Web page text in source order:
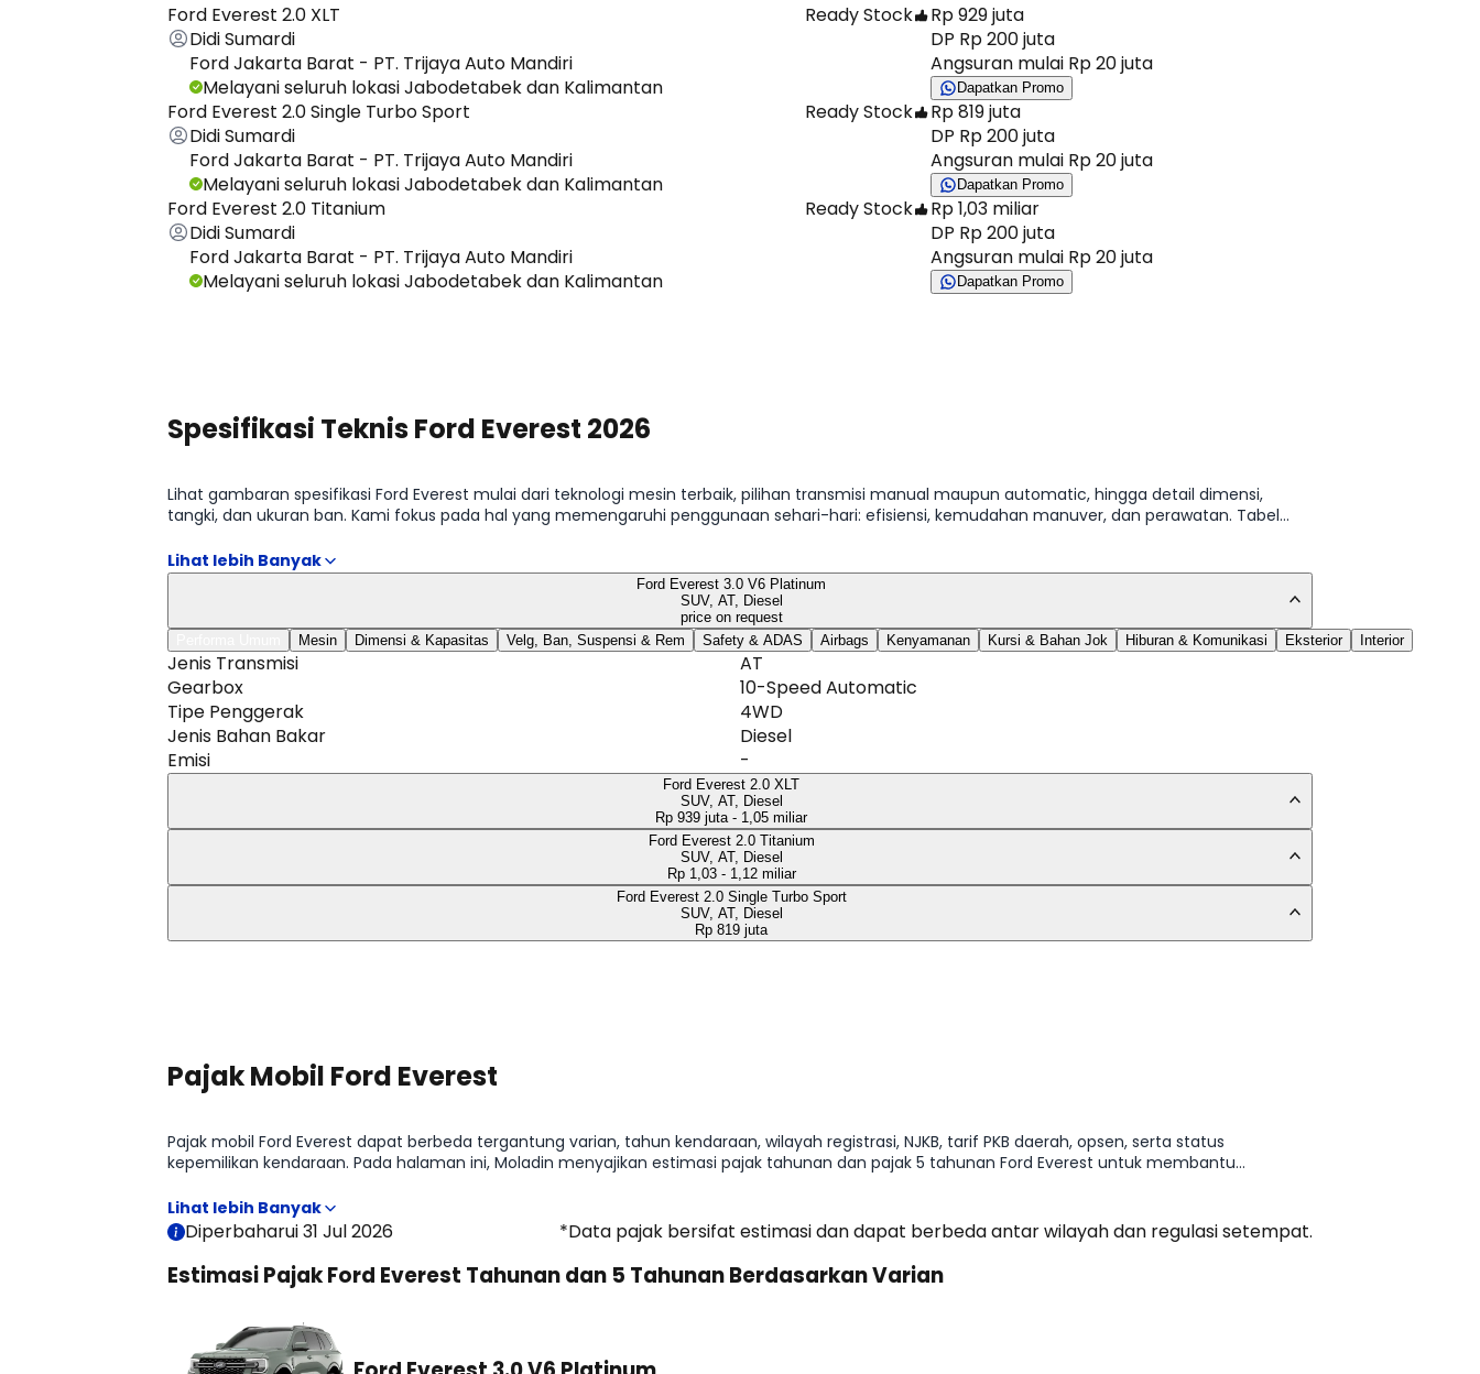
Ford Everest 2.0 XLT
Ready Stock
Didi Sumardi
Ford Jakarta Barat - PT. Trijaya Auto Mandiri
Melayani seluruh lokasi Jabodetabek dan Kalimantan
Rp 929 juta
DP Rp 200 juta
Angsuran mulai Rp 20 juta
Dapatkan Promo
Ford Everest 2.0 Single Turbo Sport
Ready Stock
Didi Sumardi
Ford Jakarta Barat - PT. Trijaya Auto Mandiri
Melayani seluruh lokasi Jabodetabek dan Kalimantan
Rp 819 juta
DP Rp 200 juta
Angsuran mulai Rp 20 juta
Dapatkan Promo
Ford Everest 2.0 Titanium
Ready Stock
Didi Sumardi
Ford Jakarta Barat - PT. Trijaya Auto Mandiri
Melayani seluruh lokasi Jabodetabek dan Kalimantan
Rp 1,03 miliar
DP Rp 200 juta
Angsuran mulai Rp 20 juta
Dapatkan Promo
Spesifikasi Teknis Ford Everest 2026
Lihat gambaran spesifikasi Ford Everest mulai dari teknologi mesin terbaik, pilihan transmisi manual maupun automatic, hingga detail dimensi,
tangki, dan ukuran ban. Kami fokus pada hal yang memengaruhi penggunaan sehari-hari: efisiensi, kemudahan manuver, dan perawatan. Tabel
Ford Everest 3.0 V6 Platinum
SUV, AT, Diesel
price on request
Mesin Dimensi & Kapasitas Velg, Ban, Suspensi & Rem Safety & ADAS Airbags Kenyamanan Kursi & Bahan Jok Hiburan & Komunikasi Eksterior Interior
Jenis Transmisi
AT
Gearbox
10-Speed Automatic
Tipe Penggerak
4WD
Jenis Bahan Bakar
Diesel
Emisi
-
Ford Everest 2.0 XLT
SUV, AT, Diesel
Rp 939 juta - 1,05 miliar
Ford Everest 2.0 Titanium
SUV, AT, Diesel
Rp 1,03 - 1,12 miliar
Ford Everest 2.0 Single Turbo Sport
SUV, AT, Diesel
Rp 819 juta
Pajak Mobil Ford Everest
Pajak mobil Ford Everest dapat berbeda tergantung varian, tahun kendaraan, wilayah registrasi, NJKB, tarif PKB daerah, opsen, serta status
kepemilikan kendaraan. Pada halaman ini, Moladin menyajikan estimasi pajak tahunan dan pajak 5 tahunan Ford Everest untuk membantu
Diperbaharui 31 Jul 2026 *Data pajak bersifat estimasi dan dapat berbeda antar wilayah dan regulasi setempat.
Estimasi Pajak Ford Everest Tahunan dan 5 Tahunan Berdasarkan Varian